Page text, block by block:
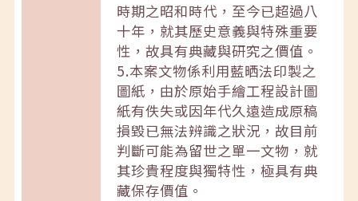
時期之昭和時代，至今已超過八
十年，就其歷史意義與特殊重要
性，故具有典藏與研究之價值。
5.本案文物係利用藍晒法印製之
圖紙，由於原始手繪工程設計圖
紙有佚失或因年代久遠造成原稿
損毀已無法辨識之狀況，故目前
判斷可能為留世之單一文物，就
其珍貴程度與獨特性，極具有典
藏保存價值。